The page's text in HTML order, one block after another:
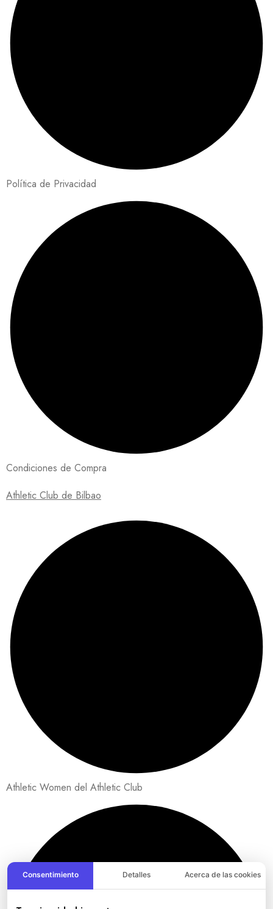
Política de Privacidad
Condiciones de Compra
Athletic Club de Bilbao
Athletic Women del Athletic Club
Consentimiento Detalles Acerca de las cookies